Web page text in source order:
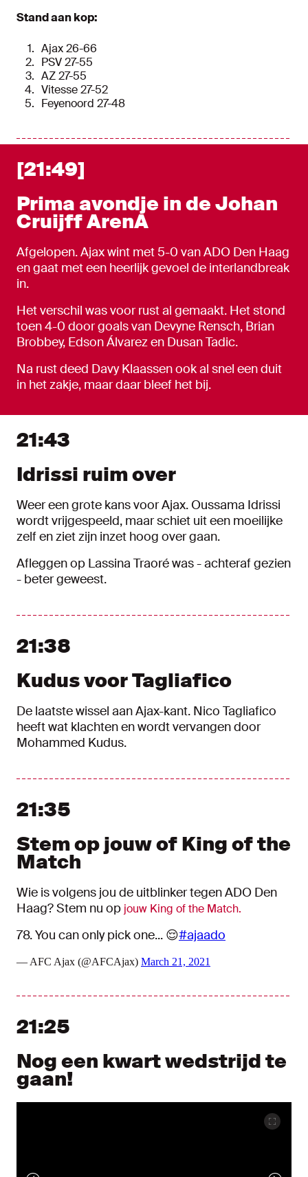
Stand aan kop:
Ajax 26-66
PSV 27-55
AZ 27-55
Vitesse 27-52
Feyenoord 27-48
[21:49]
Prima avondje in de Johan
Cruijff ArenA
Afgelopen. Ajax wint met 5-0 van ADO Den Haag
en gaat met een heerlijk gevoel de interlandbreak
in.
Het verschil was voor rust al gemaakt. Het stond
toen 4-0 door goals van Devyne Rensch, Brian
Brobbey, Edson Álvarez en Dusan Tadic.
Na rust deed Davy Klaassen ook al snel een duit
in het zakje, maar daar bleef het bij.
21:43
Idrissi ruim over
Weer een grote kans voor Ajax. Oussama Idrissi
wordt vrijgespeeld, maar schiet uit een moeilijke
zelf en ziet zijn inzet hoog over gaan.
Afleggen op Lassina Traoré was - achteraf gezien
- beter geweest.
21:38
Kudus voor Tagliafico
De laatste wissel aan Ajax-kant. Nico Tagliafico
heeft wat klachten en wordt vervangen door
Mohammed Kudus.
21:35
Stem op jouw of King of the
Match
Wie is volgens jou de uitblinker tegen ADO Den
Haag? Stem nu op jouw King of the Match.
78. You can only pick one... 😌#ajaado
— AFC Ajax (@AFCAjax) March 21, 2021
21:25
Nog een kwart wedstrijd te
gaan!